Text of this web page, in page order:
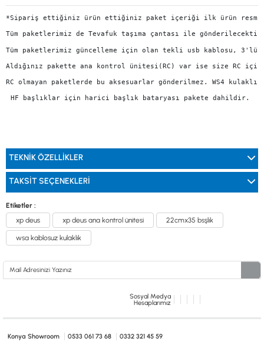
*Sipariş ettiğiniz ürün ettiğiniz paket içeriği ilk ürün resmin
Tüm paketlerimiz de Tevafuk taşıma çantası ile
Tüm paketlerimiz güncelleme için olan tekli usb kablosu, 3'lü
Aldığınız pakette ana kontrol ünitesi(RC) var ise size RC
RC olmayan paketlerde bu aksesuarlar gönderilmez. WS4
HF başlıklar için harici başlık bataryası pakete dahildir.
TEKNİK ÖZELLİKLER
TAKSIT SEÇENEKLERI
Etiketler :
xp deus
xp deus ana kontrol ünitesi 22cmx35 bsşlık
wsa kablosuz kulaklık
Sosyal Medya
Hesaplarımız
Konya Showroom 0533 061 73 68
0332 321 45 59